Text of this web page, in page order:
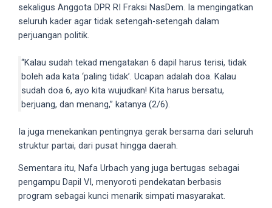
share
videos
other
websites.
18Tube.tv
you’ll
also
sekaligus Anggota DPR RI Fraksi NasDem. Ia mengingatkan
seluruh kader agar tidak setengah-setengah dalam
perjuangan politik.
“Kalau sudah tekad mengatakan 6 dapil harus terisi, tidak
boleh ada kata ‘paling tidak’. Ucapan adalah doa. Kalau
sudah doa 6, ayo kita wujudkan! Kita harus bersatu,
berjuang, dan menang,” katanya (2/6).
Ia juga menekankan pentingnya gerak bersama dari seluruh
struktur partai, dari pusat hingga daerah.
Sementara itu, Nafa Urbach yang juga bertugas sebagai
pengampu Dapil VI, menyoroti pendekatan berbasis
program sebagai kunci menarik simpati masyarakat.